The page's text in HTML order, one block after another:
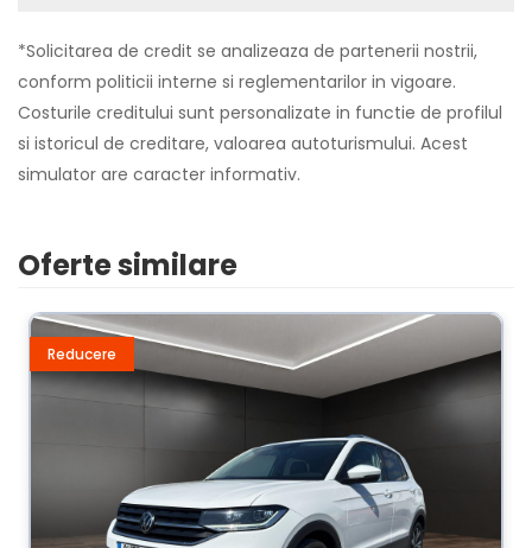
*Solicitarea de credit se analizeaza de partenerii nostrii,
conform politicii interne si reglementarilor in vigoare.
Costurile creditului sunt personalizate in functie de profilul
si istoricul de creditare, valoarea autoturismului. Acest
simulator are caracter informativ.
Oferte similare
Reducere